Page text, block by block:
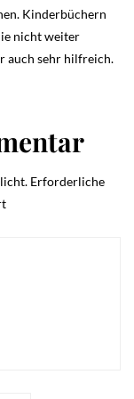
Kinderbüchern
nicht weiter
auch sehr hilfreich.
Erforderliche